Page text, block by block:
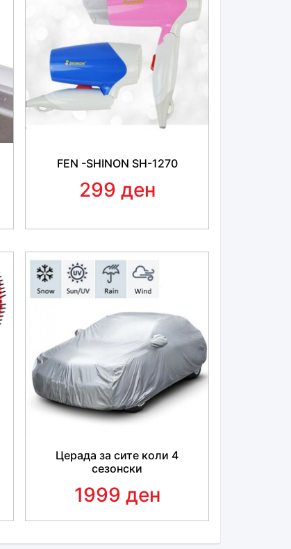
FEN -SHINON SH-1270
299 ден
Церада за сите коли 4
сезонски
1999 ден